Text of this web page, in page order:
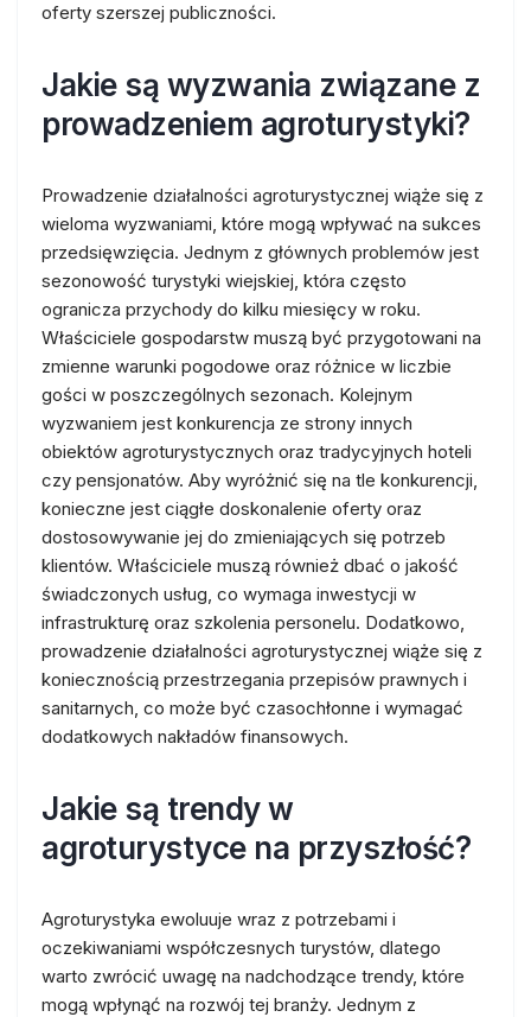
oferty szerszej publiczności.
Jakie są wyzwania związane z
prowadzeniem agroturystyki?
Prowadzenie działalności agroturystycznej wiąże się z
wieloma wyzwaniami, które mogą wpływać na sukces
przedsięwzięcia. Jednym z głównych problemów jest
sezonowość turystyki wiejskiej, która często
ogranicza przychody do kilku miesięcy w roku.
Właściciele gospodarstw muszą być przygotowani na
zmienne warunki pogodowe oraz różnice w liczbie
gości w poszczególnych sezonach. Kolejnym
wyzwaniem jest konkurencja ze strony innych
obiektów agroturystycznych oraz tradycyjnych hoteli
czy pensjonatów. Aby wyróżnić się na tle konkurencji,
konieczne jest ciągłe doskonalenie oferty oraz
dostosowywanie jej do zmieniających się potrzeb
klientów. Właściciele muszą również dbać o jakość
świadczonych usług, co wymaga inwestycji w
infrastrukturę oraz szkolenia personelu. Dodatkowo,
prowadzenie działalności agroturystycznej wiąże się z
koniecznością przestrzegania przepisów prawnych i
sanitarnych, co może być czasochłonne i wymagać
dodatkowych nakładów finansowych.
Jakie są trendy w
agroturystyce na przyszłość?
Agroturystyka ewoluuje wraz z potrzebami i
oczekiwaniami współczesnych turystów, dlatego
warto zwrócić uwagę na nadchodzące trendy, które
mogą wpłynąć na rozwój tej branży. Jednym z